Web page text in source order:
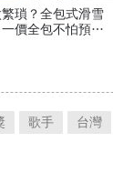
瑣？全包式滑雪
價全包不怕預算
歌手 台灣